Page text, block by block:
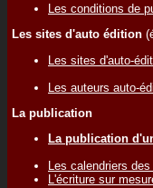
Les conditions de
Les sites d'auto édition
Les sites d'auto-
Les auteurs auto-
La publication
La publication
Les calendriers
L'écriture sur